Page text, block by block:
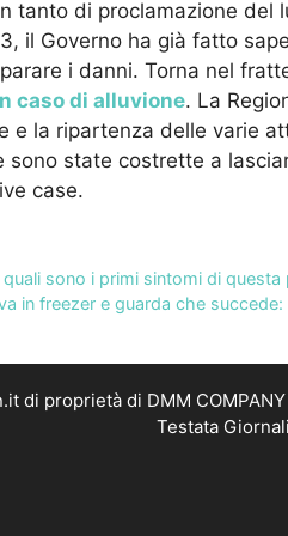
tanto di proclamazione del
il Governo ha già fatto
i danni. Torna nel
caso di alluvione. La
e la ripartenza delle varie
sono state costrette a
case.
quali sono i primi sintomi di
in freezer e guarda che
di proprietà di DMM
Testata